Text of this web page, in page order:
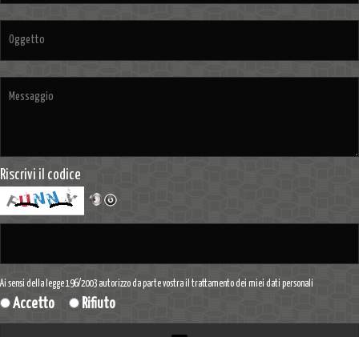
Riscrivi il codice
Ai sensi della legge 196/2003 autorizzo da parte vostra il trattamento dei miei dati personali
Accetto Rifiuto